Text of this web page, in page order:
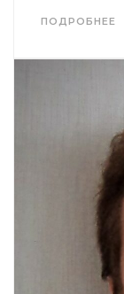
ПОДРОБНЕЕ